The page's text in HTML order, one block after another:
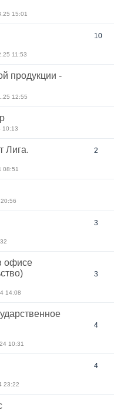
15:01
10
11:53
продукции -
12:55
10:13
Лига.
2
08:51
3
офисе
3
14:08
4
10:31
4
23:22